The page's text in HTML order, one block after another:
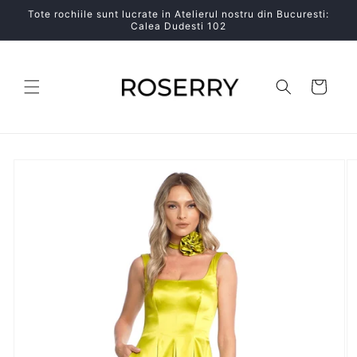
Salt la
Tote rochiile sunt lucrate in Atelierul nostru din Bucuresti:
Calea Dudesti 102
Coș